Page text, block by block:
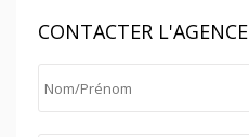
CONTACTER L'AGENCE